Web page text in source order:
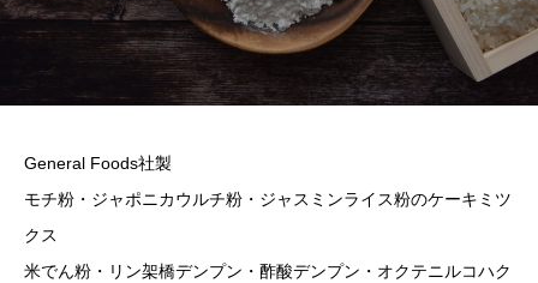
General Foods社製
モチ粉・ジャポニカウルチ粉・ジャスミンライス粉のケーキミツ
クス
米でん粉・リン架橋デンプン・酢酸デンプン・オクテニルコハク